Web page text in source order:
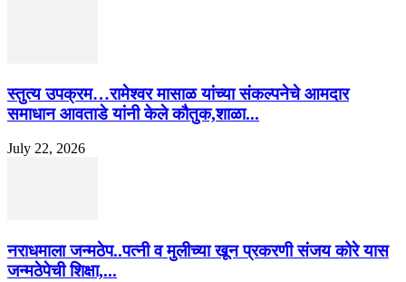
स्तुत्य उपक्रम…रामेश्वर मासाळ यांच्या संकल्पनेचे आमदार
समाधान आवताडे यांनी केले कौतुक,शाळा...
July 22, 2026
नराधमाला जन्मठेप..पत्नी व मुलीच्या खून प्रकरणी संजय कोरे यास
जन्मठेपेची शिक्षा,...